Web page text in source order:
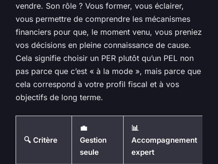
vendre. Son rôle ? Vous former, vous éclairer,
vous permettre de comprendre les mécanismes
financiers pour que, le moment venu, vous preniez
vos décisions en pleine connaissance de cause.
Cela signifie choisir un PER plutôt qu’un PEL non
pas parce que c’est « à la mode », mais parce que
cela correspond à votre profil fiscal et à vos
objectifs de long terme.
🔍 Critère
💼
Gestion
seule
📊
Accompagnement
expert